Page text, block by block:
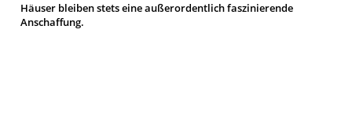
Häuser bleiben stets eine außerordentlich faszinierende
Anschaffung.